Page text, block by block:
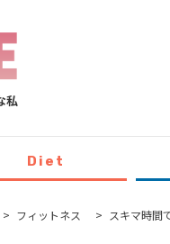
Diet
フィットネス スキマ時間